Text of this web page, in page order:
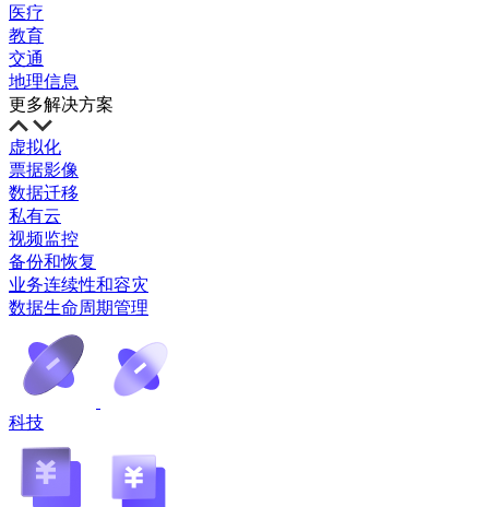
医疗
教育
交通
地理信息
更多解决方案
虚拟化
票据影像
数据迁移
私有云
视频监控
备份和恢复
业务连续性和容灾
数据生命周期管理
科技